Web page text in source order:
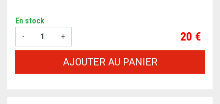
En stock
-
+ Prix
20 €
AJOUTER AU PANIER